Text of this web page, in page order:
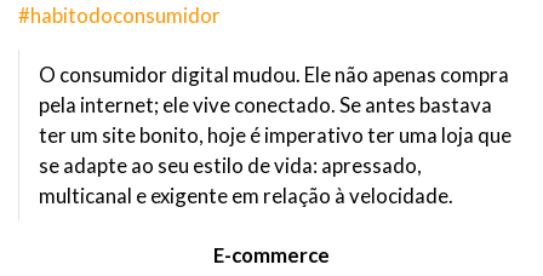
#habitodoconsumidor
O consumidor digital mudou. Ele não apenas compra
pela internet; ele vive conectado. Se antes bastava
ter um site bonito, hoje é imperativo ter uma loja que
se adapte ao seu estilo de vida: apressado,
multicanal e exigente em relação à velocidade.
E-commerce